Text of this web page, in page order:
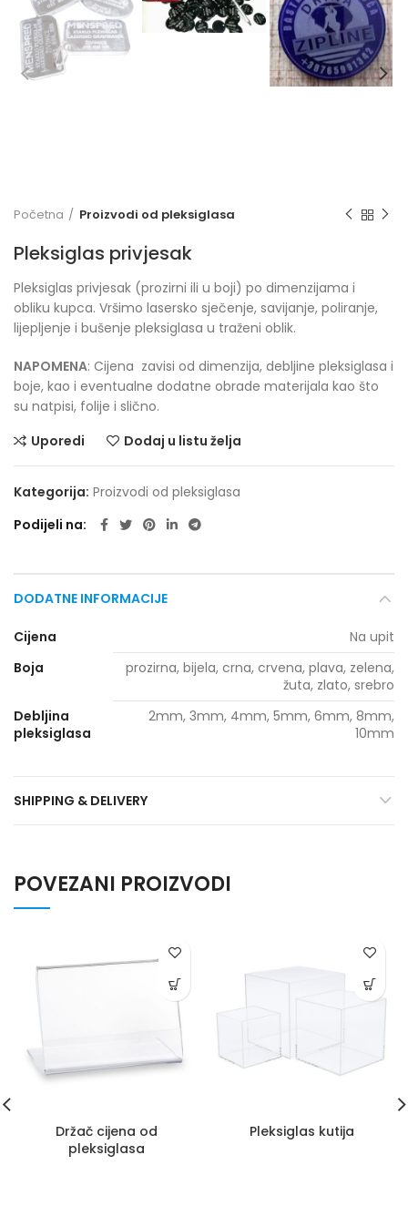
Početna Proizvodi od pleksiglasa
Pleksiglas privjesak
Pleksiglas privjesak (prozirni ili u boji) po dimenzijama i
obliku kupca. Vršimo lasersko sječenje, savijanje, poliranje,
lijepljenje i bušenje pleksiglasa u traženi oblik.
NAPOMENA: Cijena zavisi od dimenzija, debljine pleksiglasa i
boje, kao i eventualne dodatne obrade materijala kao što
su natpisi, folije i slično.
Uporedi
Dodaj u listu želja
Kategorija: Proizvodi od pleksiglasa
Podijeli na
DODATNE INFORMACIJE
Cijena
Na upit
Boja
prozirna, bijela, crna, crvena, plava, zelena,
žuta, zlato, srebro
Debljina
pleksiglasa
2mm, 3mm, 4mm, 5mm, 6mm, 8mm,
10mm
SHIPPING & DELIVERY
POVEZANI PROIZVODI
Držač cijena od
pleksiglasa
Pleksiglas kutija